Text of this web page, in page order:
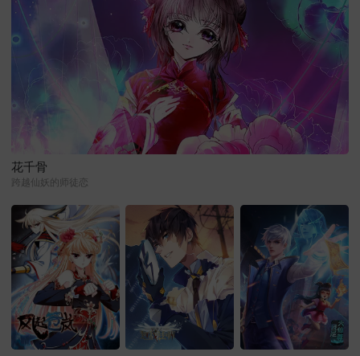
花千骨
跨越仙妖的师徒恋